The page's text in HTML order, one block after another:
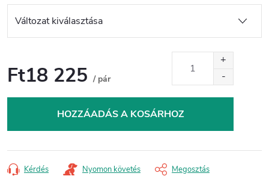
Ft18 225 / pár
HOZZÁADÁS A KOSÁRHOZ
Kérdés Nyomon követés Megosztás